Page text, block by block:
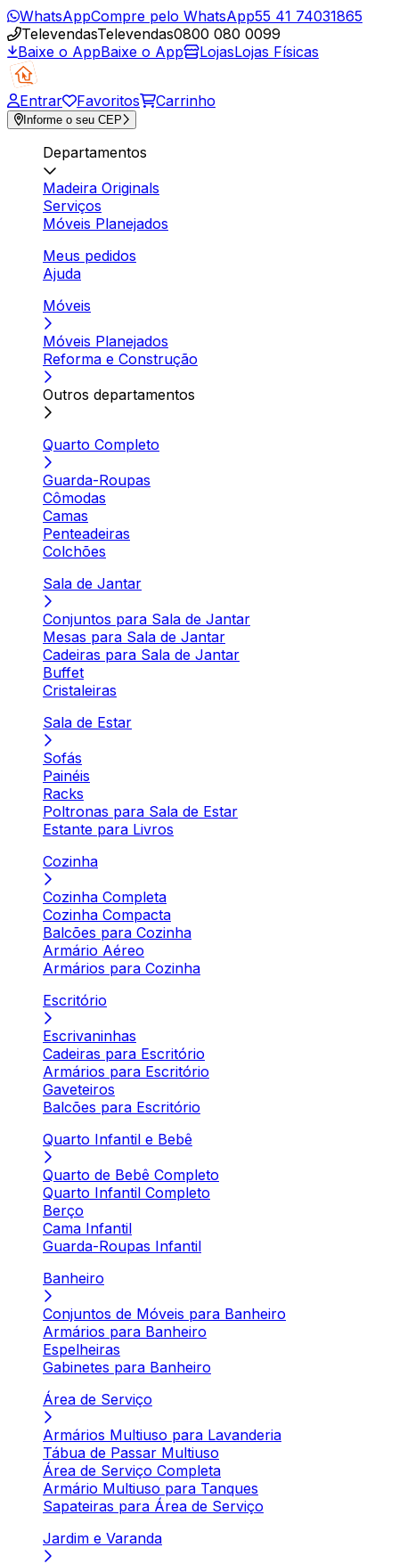
WhatsAppCompre pelo WhatsApp55 41 74031865
TelevendasTelevendas0800 080 0099
Baixe o AppBaixe o App LojasLojas Físicas
Entrar Favoritos Carrinho
Informe o seu CEP
Departamentos
Madeira Originals
Serviços
Móveis Planejados
Meus pedidos
Ajuda
Móveis
Móveis Planejados
Reforma e Construção
Outros departamentos
Quarto Completo
Guarda-Roupas
Cômodas
Camas
Penteadeiras
Colchões
Sala de Jantar
Conjuntos para Sala de Jantar
Mesas para Sala de Jantar
Cadeiras para Sala de Jantar
Buffet
Cristaleiras
Sala de Estar
Sofás
Painéis
Racks
Poltronas para Sala de Estar
Estante para Livros
Cozinha
Cozinha Completa
Cozinha Compacta
Balcões para Cozinha
Armário Aéreo
Armários para Cozinha
Escritório
Escrivaninhas
Cadeiras para Escritório
Armários para Escritório
Gaveteiros
Balcões para Escritório
Quarto Infantil e Bebê
Quarto de Bebê Completo
Quarto Infantil Completo
Berço
Cama Infantil
Guarda-Roupas Infantil
Banheiro
Conjuntos de Móveis para Banheiro
Armários para Banheiro
Espelheiras
Gabinetes para Banheiro
Área de Serviço
Armários Multiuso para Lavanderia
Tábua de Passar Multiuso
Área de Serviço Completa
Armário Multiuso para Tanques
Sapateiras para Área de Serviço
Jardim e Varanda